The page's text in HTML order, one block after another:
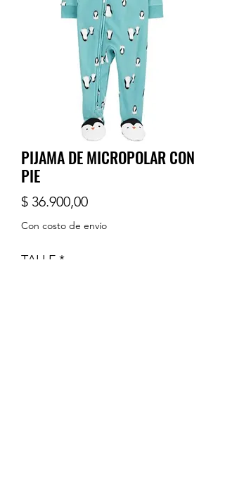
PIJAMA DE MICROPOLAR CON
PIE
$ 36.900,00Precio
Con costo de envío
TALLE *